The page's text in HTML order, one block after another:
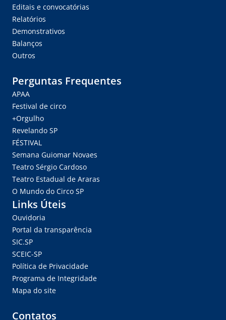
Editais e convocatórias
Relatórios
Demonstrativos
Balanços
Outros
Perguntas Frequentes
APAA
Festival de circo
+Orgulho
Revelando SP
FÉSTIVAL
Semana Guiomar Novaes
Teatro Sérgio Cardoso
Teatro Estadual de Araras
O Mundo do Circo SP
Links Úteis
Ouvidoria
Portal da transparência
SIC.SP
SCEIC-SP
Política de Privacidade
Programa de Integridade
Mapa do site
Contatos